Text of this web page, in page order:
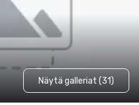
Näytä galleriat (31)